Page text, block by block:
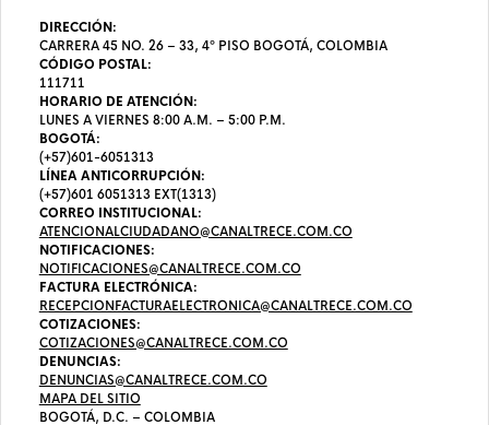
DIRECCIÓN:
CARRERA 45 NO. 26 – 33, 4º PISO BOGOTÁ, COLOMBIA
CÓDIGO POSTAL:
111711
HORARIO DE ATENCIÓN:
LUNES A VIERNES 8:00 A.M. – 5:00 P.M.
BOGOTÁ:
(+57)601-6051313
LÍNEA ANTICORRUPCIÓN:
(+57)601 6051313 EXT(1313)
CORREO INSTITUCIONAL:
ATENCIONALCIUDADANO@CANALTRECE.COM.CO
NOTIFICACIONES:
NOTIFICACIONES@CANALTRECE.COM.CO
FACTURA ELECTRÓNICA:
RECEPCIONFACTURAELECTRONICA@CANALTRECE.COM.CO
COTIZACIONES:
COTIZACIONES@CANALTRECE.COM.CO
DENUNCIAS:
DENUNCIAS@CANALTRECE.COM.CO
MAPA DEL SITIO
BOGOTÁ, D.C. – COLOMBIA